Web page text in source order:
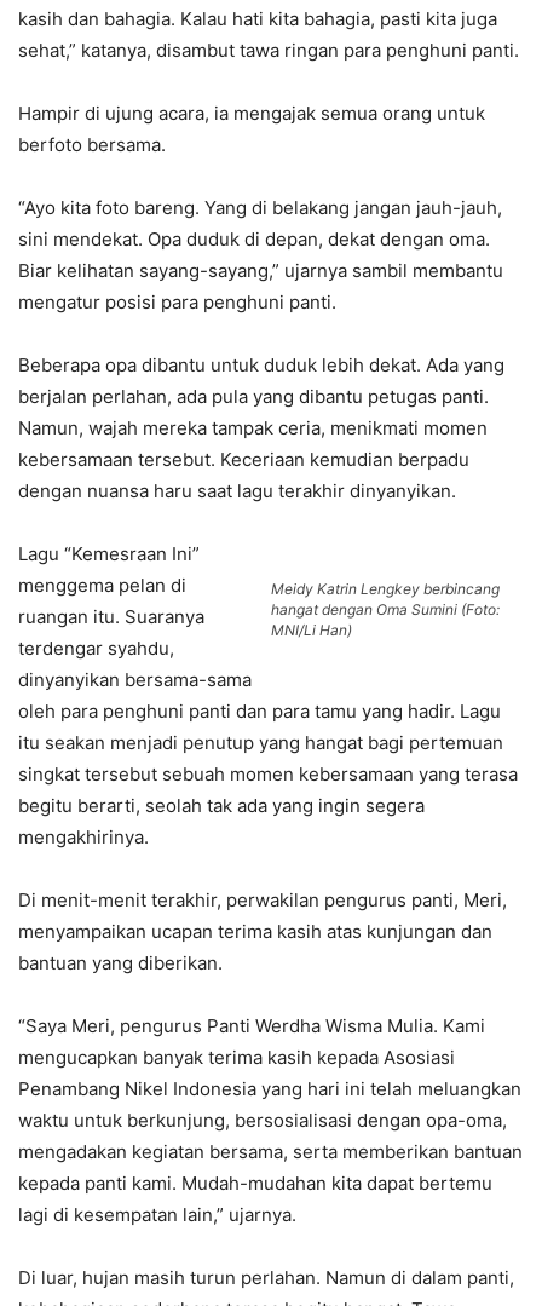
kasih dan bahagia. Kalau hati kita bahagia, pasti kita juga
sehat,” katanya, disambut tawa ringan para penghuni panti.
Hampir di ujung acara, ia mengajak semua orang untuk
berfoto bersama.
“Ayo kita foto bareng. Yang di belakang jangan jauh-jauh,
sini mendekat. Opa duduk di depan, dekat dengan oma.
Biar kelihatan sayang-sayang,” ujarnya sambil membantu
mengatur posisi para penghuni panti.
Beberapa opa dibantu untuk duduk lebih dekat. Ada yang
berjalan perlahan, ada pula yang dibantu petugas panti.
Namun, wajah mereka tampak ceria, menikmati momen
kebersamaan tersebut. Keceriaan kemudian berpadu
dengan nuansa haru saat lagu terakhir dinyanyikan.
Meidy Katrin Lengkey berbincang
hangat dengan Oma Sumini (Foto:
MNI/Li Han)
Lagu “Kemesraan Ini”
menggema pelan di
ruangan itu. Suaranya
terdengar syahdu,
dinyanyikan bersama-sama
oleh para penghuni panti dan para tamu yang hadir. Lagu
itu seakan menjadi penutup yang hangat bagi pertemuan
singkat tersebut sebuah momen kebersamaan yang terasa
begitu berarti, seolah tak ada yang ingin segera
mengakhirinya.
Di menit-menit terakhir, perwakilan pengurus panti, Meri,
menyampaikan ucapan terima kasih atas kunjungan dan
bantuan yang diberikan.
“Saya Meri, pengurus Panti Werdha Wisma Mulia. Kami
mengucapkan banyak terima kasih kepada Asosiasi
Penambang Nikel Indonesia yang hari ini telah meluangkan
waktu untuk berkunjung, bersosialisasi dengan opa-oma,
mengadakan kegiatan bersama, serta memberikan bantuan
kepada panti kami. Mudah-mudahan kita dapat bertemu
lagi di kesempatan lain,” ujarnya.
Di luar, hujan masih turun perlahan. Namun di dalam panti,